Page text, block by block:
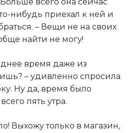
всего она сейчас
нибудь приехал к ней и
– Вещи не на своих
найти не могу!
время даже из
– удивленно спросила
Ну да, время было
пять утра.
Выхожу только в магазин,